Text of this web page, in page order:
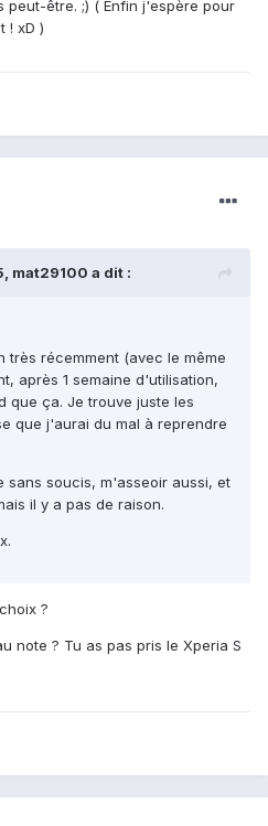
peut-être. ;) ( Enfin j'espère pour
! xD )
mat29100 a dit :
très récemment (avec le même
après 1 semaine d'utilisation,
que ça. Je trouve juste les
que j'aurai du mal à reprendre
sans soucis, m'asseoir aussi, et
il y a pas de raison.
?
note ? Tu as pas pris le Xperia S